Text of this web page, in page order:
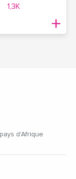
1,3K
d'Afrique